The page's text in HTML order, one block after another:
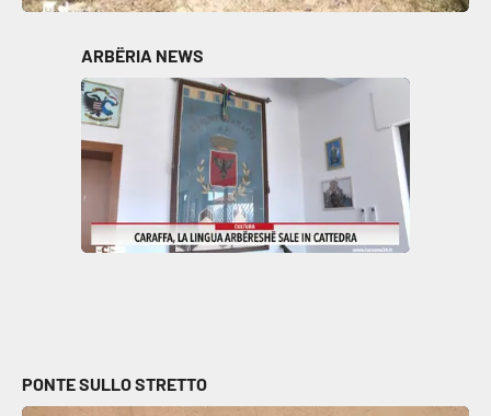
ARBËRIA NEWS
PONTE SULLO STRETTO